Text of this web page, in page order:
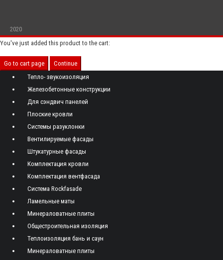
2020
You've just added this product to the cart:
Go to cart page
Continue
Тепло- звукоизоляция
Железобетонные конструкции
Для сэндвич панелей
Плоские кровли
Системы разуклонки
Вентилируемые фасады
Штукатурные фасады
Комплектация кровли
Комплектация вентфасада
Система Rockfasade
Ламельные маты
Минераловатные плиты
Общестроительная изоляция
Теплоизоляция бань и саун
Минераловатные плиты